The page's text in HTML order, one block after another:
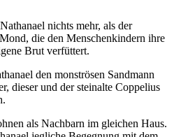
nichts mehr, als der
die den Menschenkindern ihre
Brut verfüttert.
den monströsen Sandmann
dieser und der steinalte Coppelius
als Nachbarn im gleichen Haus.